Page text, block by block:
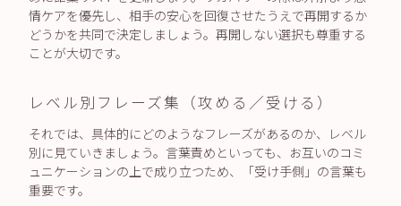
情ケアを優先し、相手の安心を回復させたうえで再開するか
どうかを共同で決定しましょう。再開しない選択も尊重する
ことが大切です。
レベル別フレーズ集（攻める／受ける）
それでは、具体的にどのようなフレーズがあるのか、レベル
別に見ていきましょう。言葉責めといっても、お互いのコミ
ュニケーションの上で成り立つため、「受け手側」の言葉も
重要です。